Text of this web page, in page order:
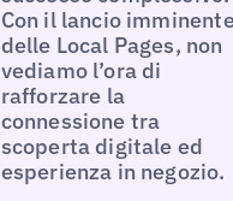
Con il lancio
delle Local Pages, non
vediamo l’ora di
rafforzare la
connessione tra
scoperta digitale ed
esperienza in negozio.